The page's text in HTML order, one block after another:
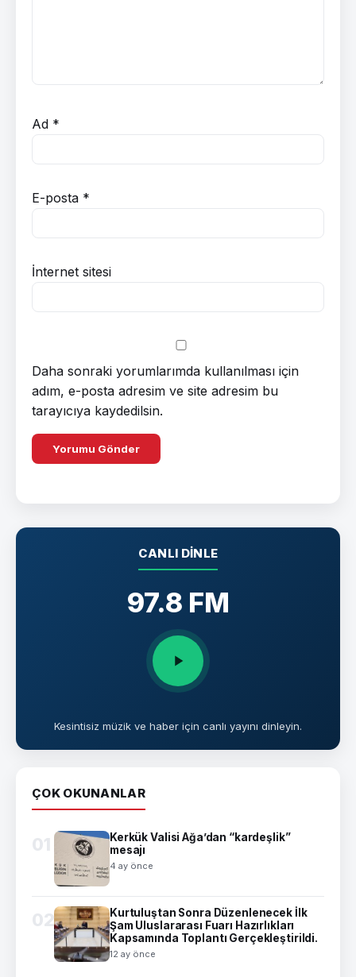
Ad *
E-posta *
İnternet sitesi
Daha sonraki yorumlarımda kullanılması için
adım, e-posta adresim ve site adresim bu
tarayıcıya kaydedilsin.
CANLI DINLE
97.8 FM
Kesintisiz müzik ve haber için canlı yayını dinleyin.
ÇOK OKUNANLAR
01
Kerkük Valisi Ağa’dan “kardeşlik”
mesajı
4 ay önce
02
Kurtuluştan Sonra Düzenlenecek İlk
Şam Uluslararası Fuarı Hazırlıkları
Kapsamında Toplantı Gerçekleştirildi.
12 ay önce